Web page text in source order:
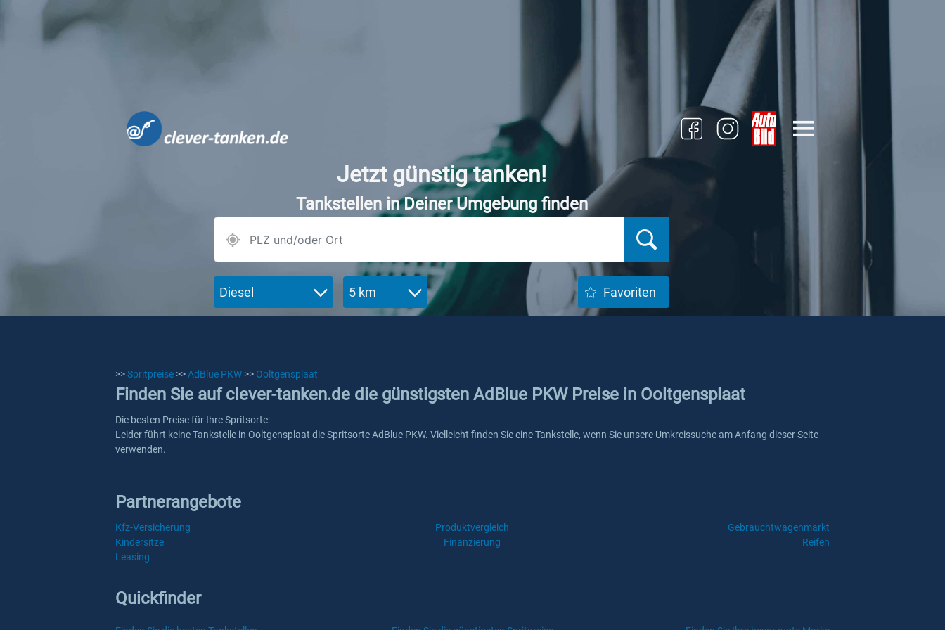
Jetzt günstig tanken!
Tankstellen in Deiner Umgebung finden
Diesel 5 km Favoriten
>>Spritpreise >>AdBlue PKW >> Ooltgensplaat
Finden Sie auf clever-tanken.de die günstigsten AdBlue PKW Preise in Ooltgensplaat
Die besten Preise für Ihre Spritsorte:
Leider führt keine Tankstelle in Ooltgensplaat die Spritsorte AdBlue PKW. Vielleicht finden Sie eine Tankstelle, wenn Sie unsere Umkreissuche am Anfang dieser Seite
verwenden.
Partnerangebote
Kfz-Versicherung Produktvergleich
Gebrauchtwagenmarkt
Kindersitze
Finanzierung
Reifen
Leasing
Quickfinder